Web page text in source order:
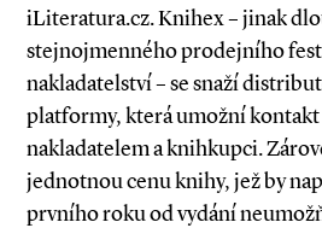
iLiteratura.cz. Knihex – jinak
stejnojmenného prodejního
nakladatelství – se snaží
platformy, která umožní
nakladatelem a knihkupci.
jednotnou cenu knihy, jež by
prvního roku od vydání